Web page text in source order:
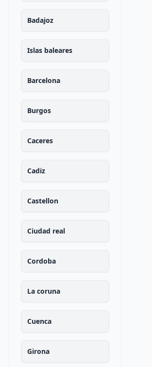
Badajoz
Islas baleares
Barcelona
Burgos
Caceres
Cadiz
Castellon
Ciudad real
Cordoba
La coruna
Cuenca
Girona